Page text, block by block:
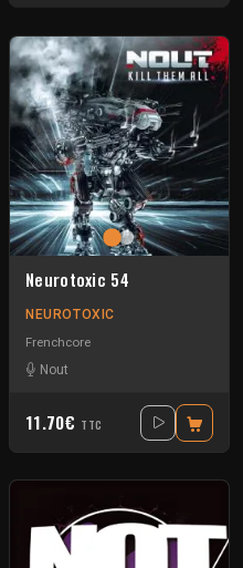
Neurotoxic 54
NEUROTOXIC
Frenchcore
Nout
11.70€ TTC